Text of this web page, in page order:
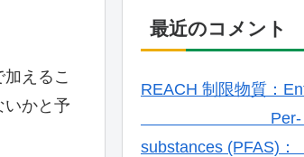
えるこ
いかと予
最近のコメント
REACH 制限物質：
Per- and
substances (PFAS)：